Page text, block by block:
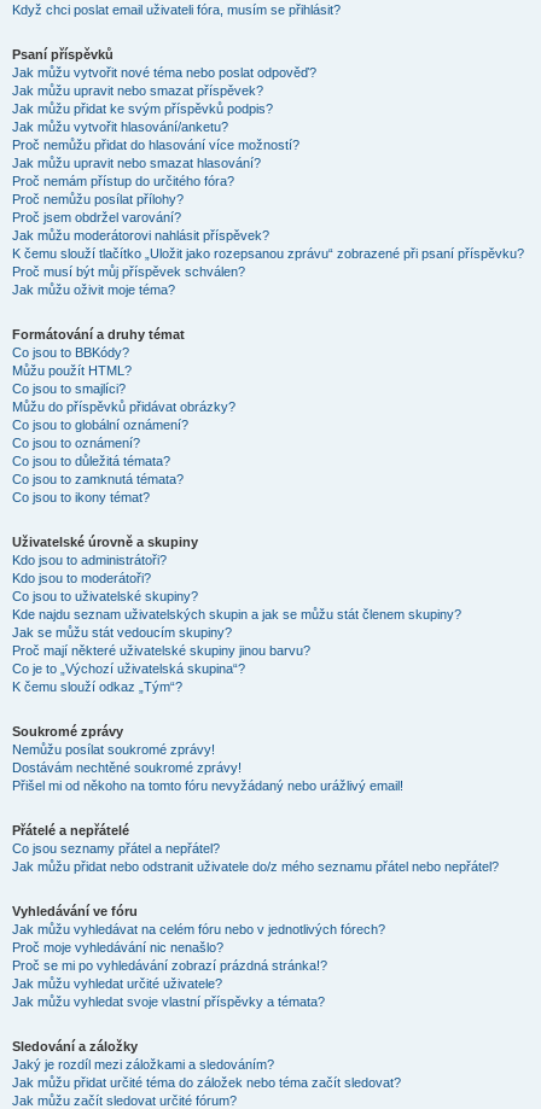
Když chci poslat email uživateli fóra, musím se přihlásit?
Psaní příspěvků
Jak můžu vytvořit nové téma nebo poslat odpověď?
Jak můžu upravit nebo smazat příspěvek?
Jak můžu přidat ke svým příspěvků podpis?
Jak můžu vytvořit hlasování/anketu?
Proč nemůžu přidat do hlasování více možností?
Jak můžu upravit nebo smazat hlasování?
Proč nemám přístup do určitého fóra?
Proč nemůžu posílat přílohy?
Proč jsem obdržel varování?
Jak můžu moderátorovi nahlásit příspěvek?
K čemu slouží tlačítko „Uložit jako rozepsanou zprávu“ zobrazené při psaní příspěvku?
Proč musí být můj příspěvek schválen?
Jak můžu oživit moje téma?
Formátování a druhy témat
Co jsou to BBKódy?
Můžu použít HTML?
Co jsou to smajlíci?
Můžu do příspěvků přidávat obrázky?
Co jsou to globální oznámení?
Co jsou to oznámení?
Co jsou to důležitá témata?
Co jsou to zamknutá témata?
Co jsou to ikony témat?
Uživatelské úrovně a skupiny
Kdo jsou to administrátoři?
Kdo jsou to moderátoři?
Co jsou to uživatelské skupiny?
Kde najdu seznam uživatelských skupin a jak se můžu stát členem skupiny?
Jak se můžu stát vedoucím skupiny?
Proč mají některé uživatelské skupiny jinou barvu?
Co je to „Výchozí uživatelská skupina“?
K čemu slouží odkaz „Tým“?
Soukromé zprávy
Nemůžu posílat soukromé zprávy!
Dostávám nechtěné soukromé zprávy!
Přišel mi od někoho na tomto fóru nevyžádaný nebo urážlivý email!
Přátelé a nepřátelé
Co jsou seznamy přátel a nepřátel?
Jak můžu přidat nebo odstranit uživatele do/z mého seznamu přátel nebo nepřátel?
Vyhledávání ve fóru
Jak můžu vyhledávat na celém fóru nebo v jednotlivých fórech?
Proč moje vyhledávání nic nenašlo?
Proč se mi po vyhledávání zobrazí prázdná stránka!?
Jak můžu vyhledat určité uživatele?
Jak můžu vyhledat svoje vlastní příspěvky a témata?
Sledování a záložky
Jaký je rozdíl mezi záložkami a sledováním?
Jak můžu přidat určité téma do záložek nebo téma začít sledovat?
Jak můžu začít sledovat určité fórum?